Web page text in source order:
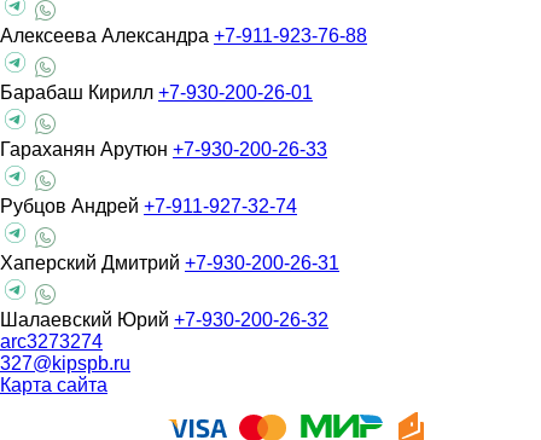
Алексеева Александра +7-911-923-76-88
Барабаш Кирилл +7-930-200-26-01
Гараханян Арутюн +7-930-200-26-33
Рубцов Андрей +7-911-927-32-74
Хаперский Дмитрий +7-930-200-26-31
Шалаевский Юрий +7-930-200-26-32
arc3273274
327@kipspb.ru
Карта сайта